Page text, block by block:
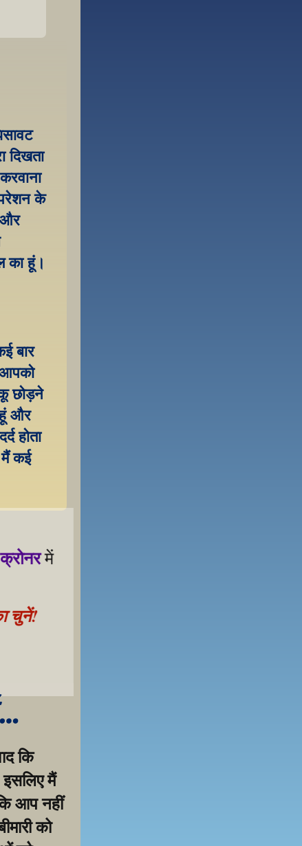
दिखता
के
का हूं।
बार
छोड़ने
और
होता
कई
में
चुनें!
ke liye!
कि
मैं
आप नहीं
को